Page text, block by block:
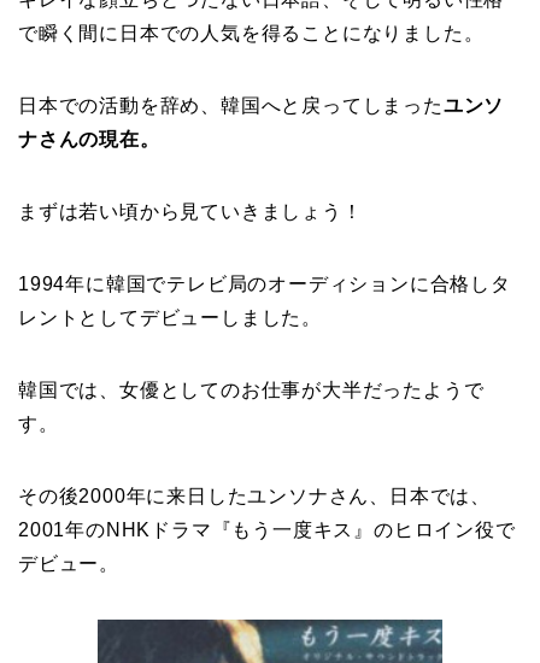
で瞬く間に日本での人気を得ることになりました。
日本での活動を辞め、韓国へと戻ってしまったユンソ
ナさんの現在。
まずは若い頃から見ていきましょう！
1994年に韓国でテレビ局のオーディションに合格しタ
レントとしてデビューしました。
韓国では、女優としてのお仕事が大半だったようで
す。
その後2000年に来日したユンソナさん、日本では、
2001年のNHKドラマ『もう一度キス』のヒロイン役で
デビュー。